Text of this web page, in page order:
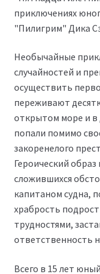
приключениях
"Пилигрим" Дика
Необычайные
случайностей и
осуществить
переживают
открытом море и в
попали помимо
закоренелого
Героический
сложившихся
капитаном судна,
храбрость
трудностями,
ответственность
Всего в 15 лет